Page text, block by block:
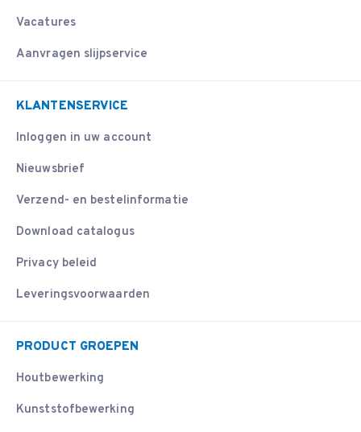
Vacatures
Aanvragen slijpservice
KLANTENSERVICE
Inloggen in uw account
Nieuwsbrief
Verzend- en bestelinformatie
Download catalogus
Privacy beleid
Leveringsvoorwaarden
PRODUCT GROEPEN
Houtbewerking
Kunststofbewerking